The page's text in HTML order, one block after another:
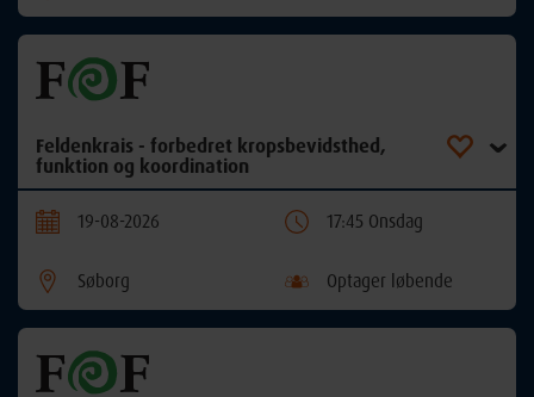
Feldenkrais - forbedret kropsbevidsthed,
funktion og koordination
19-08-2026 17:45 Onsdag
Søborg Optager løbende